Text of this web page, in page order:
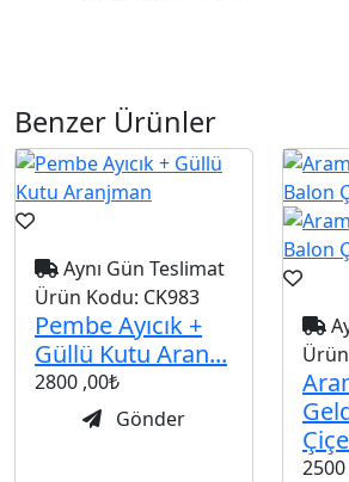
Benzer Ürünler
Aynı Gün Teslimat
Ürün Kodu: CK983
Pembe Ayıcık +
Güllü Kutu Aran...
2800 ,00₺
Gönder
2500